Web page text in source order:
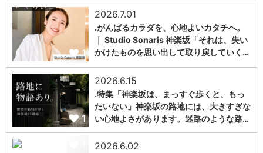
1
2026.7.01
.がんばるカラダを、心地よいカタチへ。
｜ Studio Sonaris 神楽坂「それは、失い
かけたものを思い出して取り戻していく…
1
2026.6.15
.特集「神楽坂は、まっすぐ歩くと、もっ
たいない」神楽坂の路地には、大きすぎな
い心地よさがあります。迷路のような路…
2026.6.02